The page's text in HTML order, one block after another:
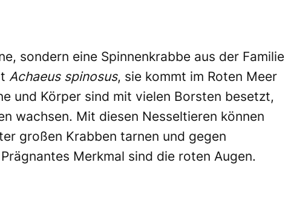
sondern eine Spinnenkrabbe aus der Familie
Achaeus spinosus, sie kommt im Roten Meer
und Körper sind mit vielen Borsten besetzt,
wachsen. Mit diesen Nesseltieren können
großen Krabben tarnen und gegen
Merkmal sind die roten Augen.